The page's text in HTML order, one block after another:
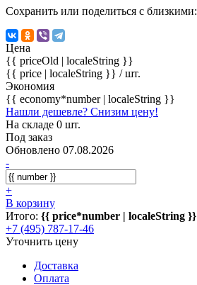
Сохранить или поделиться с близкими:
Цена
{{ priceOld | localeString }}
{{ price | localeString }} / шт.
Экономия
{{ economy*number | localeString }}
Нашли дешевле? Снизим цену!
На складе 0 шт.
Под заказ
Обновлено 07.08.2026
-
+
В корзину
Итого: {{ price*number | localeString }}
+7 (495) 787-17-46
Уточнить цену
Доставка
Оплата